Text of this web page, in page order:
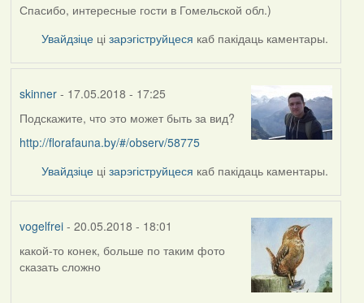
In
reply
by
Erdmann
Спасибо, интересные гости в Гомельской обл.)
Увайдзіце цізарэгіструйцеся каб пакідаць каментары.
skinner- 17.05.2018 - 17:25
Подскажите, что это может быть за вид?
http://florafauna.by/#/observ/58775
Увайдзіце цізарэгіструйцеся каб пакідаць каментары.
vogelfrei- 20.05.2018 - 18:01
In
reply
какой-то конек, больше по таким фото
сказать сложно